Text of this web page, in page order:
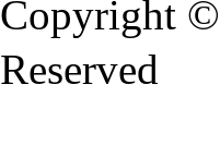
Copyright
Reserved